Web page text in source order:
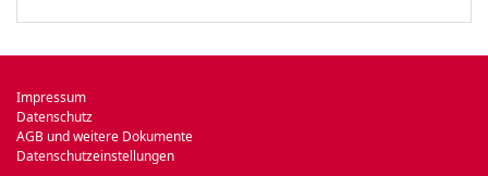
Impressum
Datenschutz
AGB und weitere Dokumente
Datenschutzeinstellungen